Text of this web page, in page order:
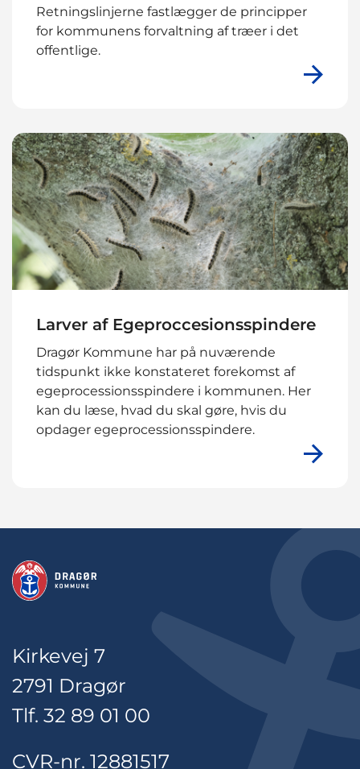
Retningslinjerne fastlægger de principper
for kommunens forvaltning af træer i det
offentlige.
Larver af Egeproccesionsspindere
Dragør Kommune har på nuværende
tidspunkt ikke konstateret forekomst af
egeprocessionsspindere i kommunen. Her
kan du læse, hvad du skal gøre, hvis du
opdager egeprocessionsspindere.
Kirkevej 7
2791 Dragør
Tlf. 32 89 01 00
CVR-nr. 12881517